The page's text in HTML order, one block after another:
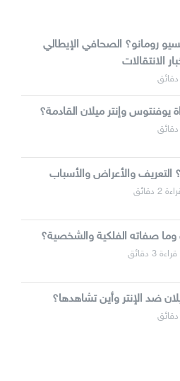
رومانو؟ الصحافي الإيطالي
الانتقالات
يوفنتوس وإنتر ميلان القادمة؟
التعريف والأعراض والأسباب
وما صفاته الفلكية والشخصية؟
دقائق
ضد الإنتر وأين تشاهدها؟